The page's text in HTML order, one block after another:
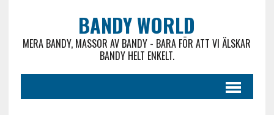
BANDY WORLD
MERA BANDY, MASSOR AV BANDY - BARA FÖR ATT VI ÄLSKAR
BANDY HELT ENKELT.